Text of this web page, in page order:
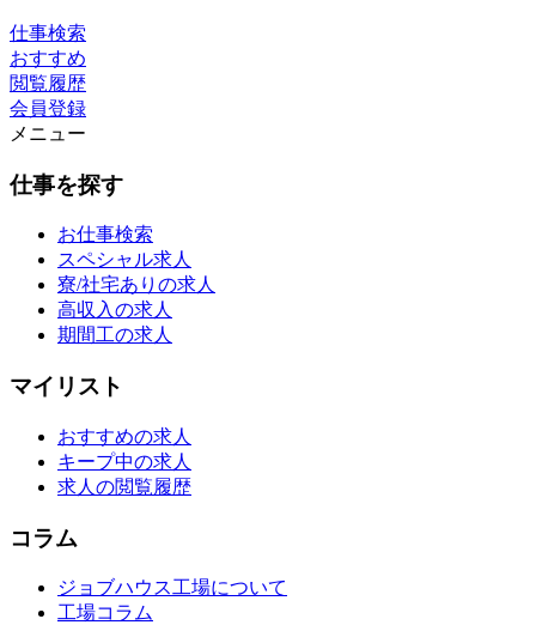
仕事検索
おすすめ
閲覧履歴
会員登録
メニュー
仕事を探す
お仕事検索
スペシャル求人
寮/社宅ありの求人
高収入の求人
期間工の求人
マイリスト
おすすめの求人
キープ中の求人
求人の閲覧履歴
コラム
ジョブハウス工場について
工場コラム